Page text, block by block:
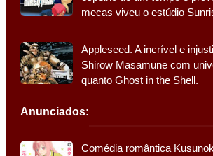
mecas viveu o estúdio
Appleseed. A incrível e
Shirow Masamune com
quanto Ghost in the Shell.
Anunciados:
Comédia romântica